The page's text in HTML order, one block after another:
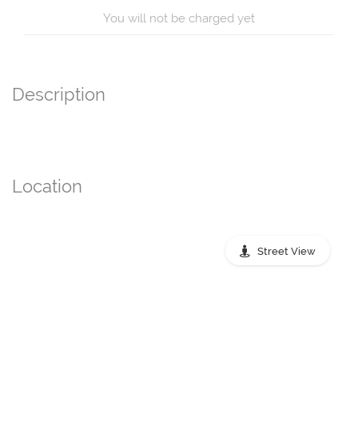
You will not be charged yet
Description
Location
Street View